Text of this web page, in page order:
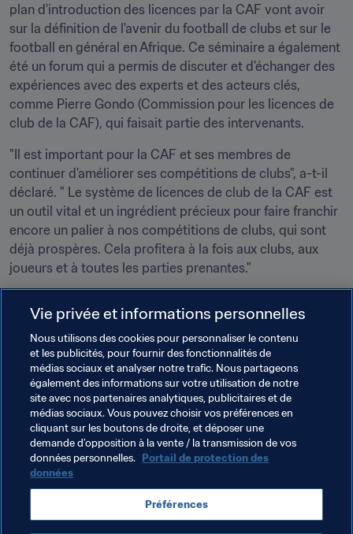
plan d'introduction des licences par la CAF vont avoir
sur la définition de l'avenir du football de clubs et sur le
football en général en Afrique. Ce séminaire a également
été un forum qui a permis de discuter et d'échanger des
expériences avec des experts et des acteurs clés,
comme Pierre Gondo (Commission pour les licences de
club de la CAF), qui faisait partie des intervenants.
"Il est important pour la CAF et ses membres de
continuer d'améliorer ses compétitions de clubs", a-t-il
déclaré. " Le système de licences de club de la CAF est
un outil vital et un ingrédient précieux pour faire franchir
encore un palier à nos compétitions de clubs, qui sont
déjà prospères. Cela profitera à la fois aux clubs, aux
joueurs et à toutes les parties prenantes."
fait suite à des événements du même type organisés
plus tôt dans l'année au Panama, en Afrique du Sud, en
Éthiopie, au Paraguay et au Maroc. D'autres séminaires
du même genre vont se dérouler, en Nouvelle-Zélande et
ailleurs, la FIFA étant bien déterminée à soutenir ses
confédérations et ses associations membres dans la
mise en place du système.
Thèmes en lien
Légal Cameroon CAF
Vie privée et informations personnelles
Nous utilisons des cookies pour personnaliser le contenu
et les publicités, pour fournir des fonctionnalités de
médias sociaux et analyser notre trafic. Nous partageons
également des informations sur votre utilisation de notre
site avec nos partenaires analytiques, publicitaires et de
médias sociaux. Vous pouvez choisir vos préférences en
cliquant sur les boutons de droite, et déposer une
demande d’opposition à la vente / la transmission de vos
données personnelles. Portail de protection des
données
Préférences